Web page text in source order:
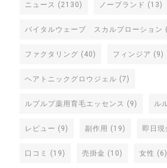
ニュース (2130) ノーブランド (13)
バイタルウェーブ スカルプローション
ファクタリング (40) フィンジア (9)
ヘアトニックグロウジェル (7)
ルプルプ薬用育毛エッセンス (9) ル
レビュー (9) 副作用 (19) 即日現
口コミ (19) 売掛金 (10) 女性 (6)